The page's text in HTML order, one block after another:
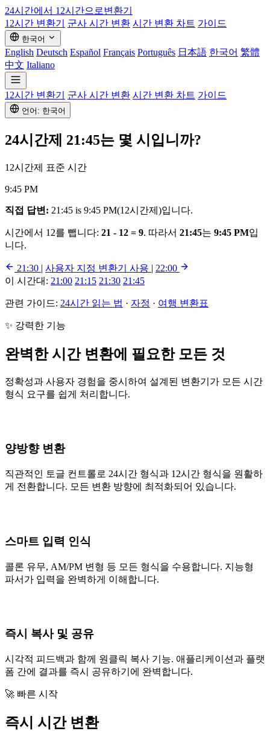
24시간에서 12시간으로변환기
12시간 변환기
군사 시간 변환 시간 변환 차트 가이드
한국어
English Deutsch Español Français Português 日本語 한국어 繁體
中文 Italiano
12시간 변환기 군사 시간 변환 시간 변환 차트 가이드
언어: 한국어
24시간제 21:45는 몇 시입니까?
12시간제 표준 시간
9:45 PM
직접 답변: 21:45 is 9:45 PM(12시간제)입니다.
시간에서 12를 뺍니다: 21 - 12 = 9. 따라서 21:45는 9:45 PM입
니다.
21:30 | 사용자 지정 변환기 사용 | 22:00
이 시간대: 21:00 21:15 21:30 21:45
관련 가이드: 24시간 읽는 법 · 자정 · 여행 변환표
✨ 강력한 기능
완벽한 시간 변환에 필요한 모든 것
정확성과 사용자 경험을 중시하여 설계된 변환기가 모든 시간
형식 요구를 쉽게 처리합니다.
양방향 변환
직관적인 토글 컨트롤로 24시간 형식과 12시간 형식을 원활하
게 전환합니다. 모든 변환 방향에 최적화되어 있습니다.
스마트 입력 인식
콜론 유무, AM/PM 변형 등 모든 형식을 수용합니다. 지능형
파서가 입력을 완벽하게 이해합니다.
즉시 복사 및 공유
시각적 피드백과 함께 원클릭 복사 기능. 애플리케이션과 플랫
폼 간에 결과를 즉시 공유하기에 완벽합니다.
🚀 빠른 시작
즉시 시간 변환